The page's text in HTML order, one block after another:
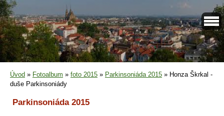
Úvod » Fotoalbum » foto 2015 » Parkinsoniáda 2015 » Honza Škrkal -
duše Parkinsoniády
Parkinsoniáda 2015